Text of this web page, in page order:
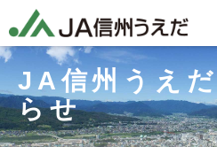
JA信州うえ
らせ